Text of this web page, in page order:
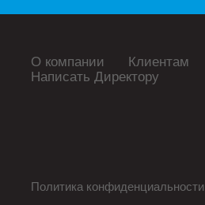
О компании Клиентам
Написать Директору
Политика конфиденциальности